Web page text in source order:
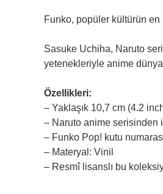
Funko, popüler kültürün en
Sasuke Uchiha, Naruto
yetenekleriyle anime
Özellikleri:
– Yaklaşık 10,7 cm (4.2
– Naruto anime serisinden
– Funko Pop! kutu
– Materyal: Vinil
– Resmî lisanslı bu